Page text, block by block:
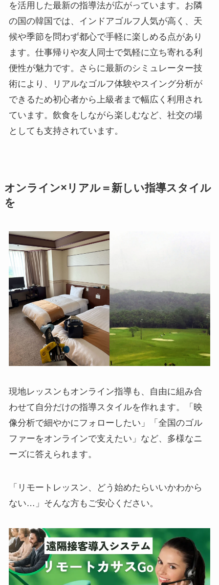
を活用した最新の指導法が広がっています。お隣
の国の韓国では、インドアゴルフ人気が高く、天
候や季節を問わず都心で手軽に楽しめる点があり
ます。仕事帰りや友人同士で気軽に立ち寄れる利
便性が魅力です。さらに最新のシミュレーター技
術により、リアルなゴルフ体験やスイング分析が
できるため初心者から上級者まで幅広く利用され
ています。飲食をしながら楽しむなど、社交の場
としても支持されています。
オンライン×リアル＝新しい指導スタイル
を
現地レッスンもオンライン指導も、自由に組み合
わせて自分だけの指導スタイルを作れます。「映
像分析で細やかにフォローしたい」「全国のゴル
ファーをオンラインで支えたい」など、多様なニ
ーズに答えられます。
「リモートレッスン、どう始めたらいいかわから
ない…」そんな方もご安心ください。